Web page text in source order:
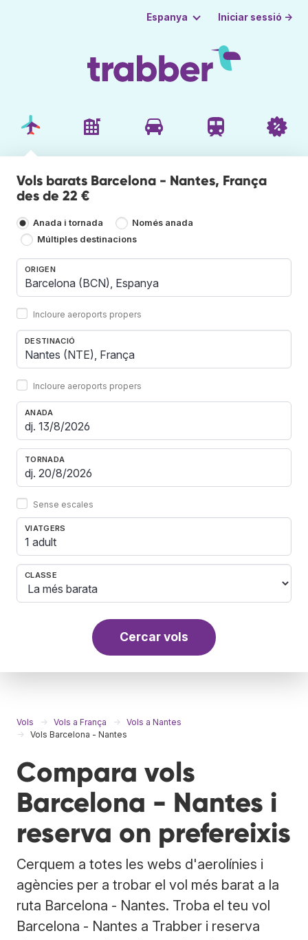
Espanya Iniciar sessió →
Vols barats Barcelona - Nantes, França
des de 22 €
Anada i tornada
Només anada
Múltiples destinacions
ORIGEN
Incloure aeroports propers
DESTINACIÓ
Incloure aeroports propers
ANADA
TORNADA
Sense escales
VIATGERS
1 adult
CLASSE
Cercar vols
Vols Vols a França
Vols a Nantes
Vols Barcelona - Nantes
Compara vols
Barcelona - Nantes i
reserva on prefereixis
Cerquem a totes les webs d'aerolínies i
agències per a trobar el vol més barat a la
ruta Barcelona - Nantes. Troba el teu vol
Barcelona - Nantes a Trabber i reserva